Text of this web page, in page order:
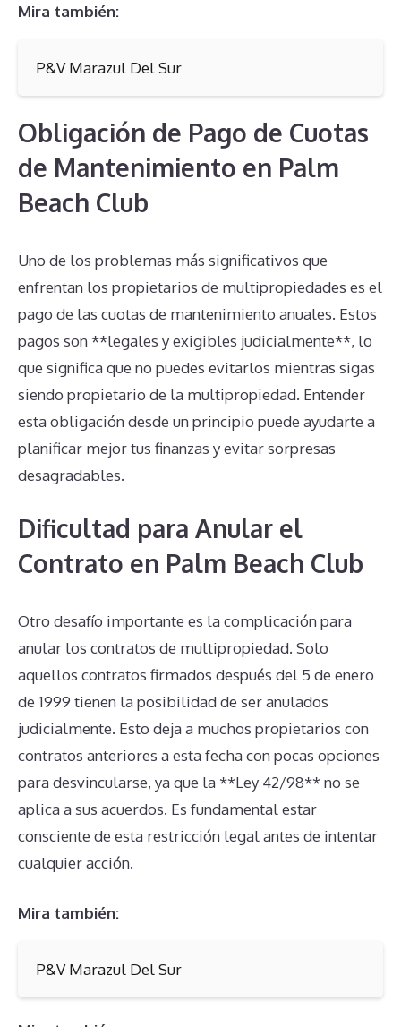
Mira también:
P&V Marazul Del Sur
Obligación de Pago de Cuotas
de Mantenimiento en Palm
Beach Club
Uno de los problemas más significativos que
enfrentan los propietarios de multipropiedades es el
pago de las cuotas de mantenimiento anuales. Estos
pagos son **legales y exigibles judicialmente**, lo
que significa que no puedes evitarlos mientras sigas
siendo propietario de la multipropiedad. Entender
esta obligación desde un principio puede ayudarte a
planificar mejor tus finanzas y evitar sorpresas
desagradables.
Dificultad para Anular el
Contrato en Palm Beach Club
Otro desafío importante es la complicación para
anular los contratos de multipropiedad. Solo
aquellos contratos firmados después del 5 de enero
de 1999 tienen la posibilidad de ser anulados
judicialmente. Esto deja a muchos propietarios con
contratos anteriores a esta fecha con pocas opciones
para desvincularse, ya que la **Ley 42/98** no se
aplica a sus acuerdos. Es fundamental estar
consciente de esta restricción legal antes de intentar
cualquier acción.
Mira también:
P&V Marazul Del Sur